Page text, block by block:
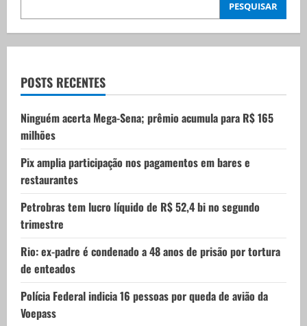
g
t
i
o
n
PESQUISAR
POSTS RECENTES
Ninguém acerta Mega-Sena; prêmio acumula para R$ 165
milhões
Pix amplia participação nos pagamentos em bares e
restaurantes
Petrobras tem lucro líquido de R$ 52,4 bi no segundo
trimestre
Rio: ex-padre é condenado a 48 anos de prisão por tortura
de enteados
Polícia Federal indicia 16 pessoas por queda de avião da
Voepass